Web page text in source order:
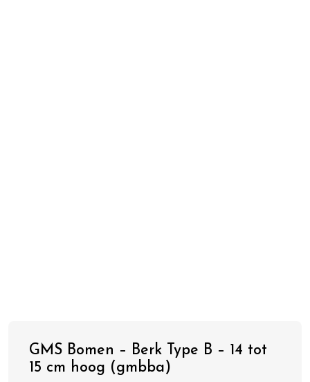
GMS Bomen – Berk Type B – 14 tot
15 cm hoog (gmbba)